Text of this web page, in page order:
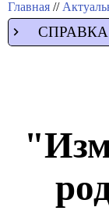
Главная //
СПРАВКА